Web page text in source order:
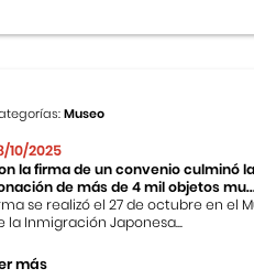
Museo
10/2025
la firma de un convenio culminó la
de más de 4 mil objetos
se realizó el 27 de octubre en el
la Inmigración Japonesa...
más